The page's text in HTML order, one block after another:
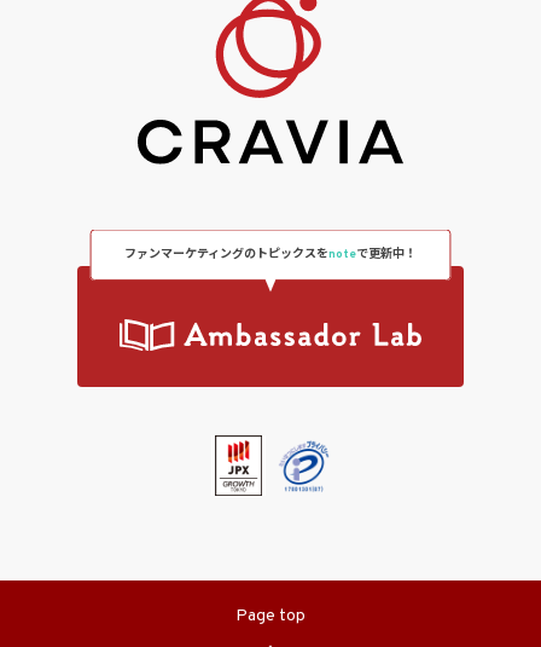
ファンマーケティングのトピックスをnoteで更新中！
Page top